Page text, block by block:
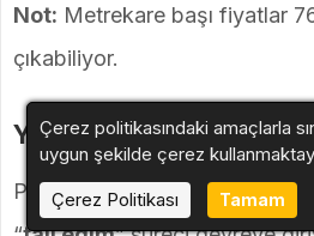
Not: Metrekare başı fiyatlar
çıkabiliyor.
Yeterli Sertifika
Proje sonunda yeterli
Çerez politikasındaki amaçlarla
uygun şekilde çerez
Çerez Politikası
Tamam